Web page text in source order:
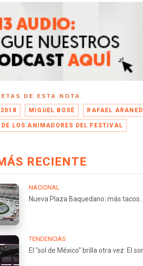
DE ESTA NOTA
MIGUEL BOSÉ RAFAEL
DE LOS ANIMADORES DEL FESTIVAL
RECIENTE
NACIONAL
Nueva Plaza Baquedano: más
TENDENCIAS
El "sol de México" brilla otra vez: El